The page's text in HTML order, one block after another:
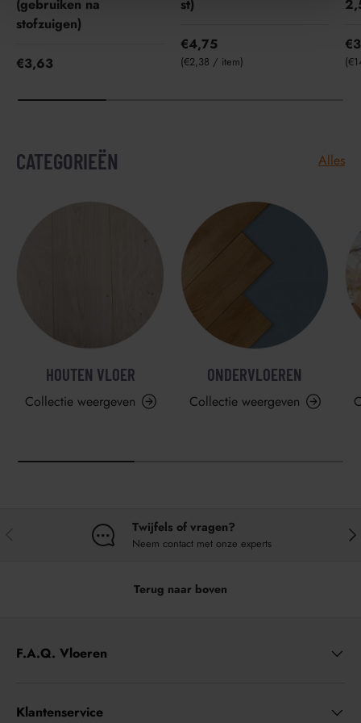
(gebruiken na
stofzuigen)
€3,63
st)
€4,75
Eenheid prijs
€2,38 / item
CATEGORIEËN Alles
HOUTEN VLOER
Collectie weergeven
ONDERVLOEREN
Collectie weergeven
Twijfels of vragen?
Neem contact met onze experts
Terug naar boven
F.A.Q. Vloeren
Klantenservice